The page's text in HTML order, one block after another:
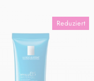
Reduziert